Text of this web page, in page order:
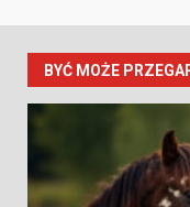
BYĆ MOŻE